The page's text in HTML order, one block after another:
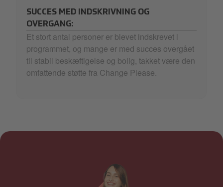
SUCCES MED INDSKRIVNING OG
OVERGANG:
Et stort antal personer er blevet indskrevet i
programmet, og mange er med succes overgået
til stabil beskæftigelse og bolig, takket være den
omfattende støtte fra Change Please.